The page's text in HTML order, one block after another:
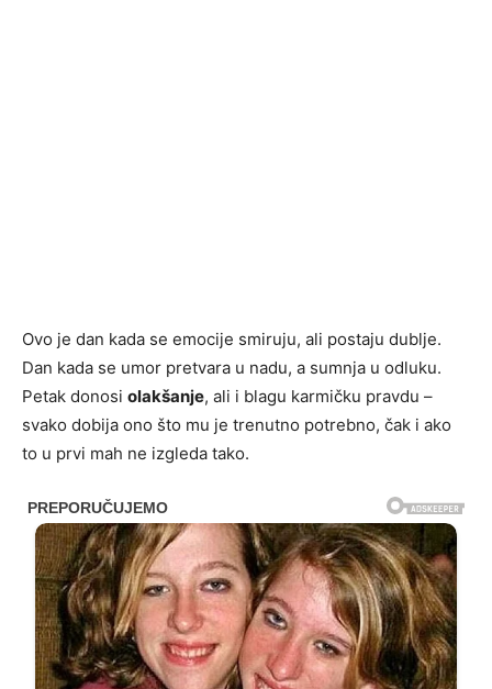
Ovo je dan kada se emocije smiruju, ali postaju dublje.
Dan kada se umor pretvara u nadu, a sumnja u odluku.
Petak donosi olakšanje, ali i blagu karmičku pravdu –
svako dobija ono što mu je trenutno potrebno, čak i ako
to u prvi mah ne izgleda tako.